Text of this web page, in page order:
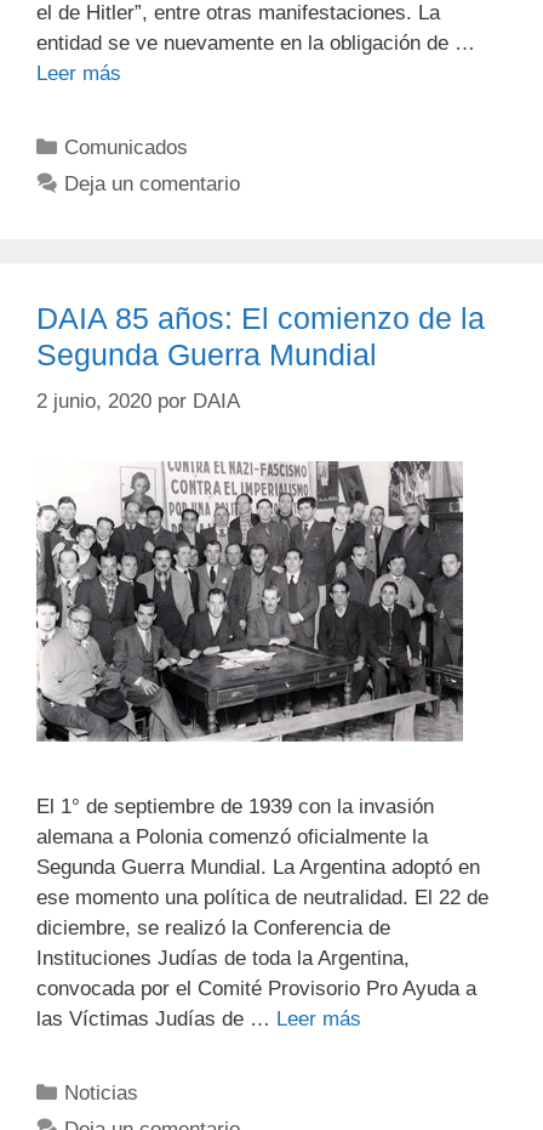
el de Hitler”, entre otras manifestaciones. La
entidad se ve nuevamente en la obligación de …
Leer más
Comunicados
Deja un comentario
DAIA 85 años: El comienzo de la
Segunda Guerra Mundial
2 junio, 2020 por DAIA
El 1° de septiembre de 1939 con la invasión
alemana a Polonia comenzó oficialmente la
Segunda Guerra Mundial. La Argentina adoptó en
ese momento una política de neutralidad. El 22 de
diciembre, se realizó la Conferencia de
Instituciones Judías de toda la Argentina,
convocada por el Comité Provisorio Pro Ayuda a
las Víctimas Judías de … Leer más
Noticias